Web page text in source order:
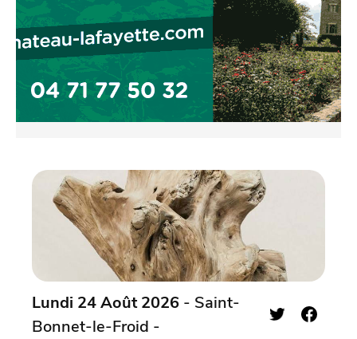
Lundi 24 Août 2026 - Saint-
Bonnet-le-Froid -